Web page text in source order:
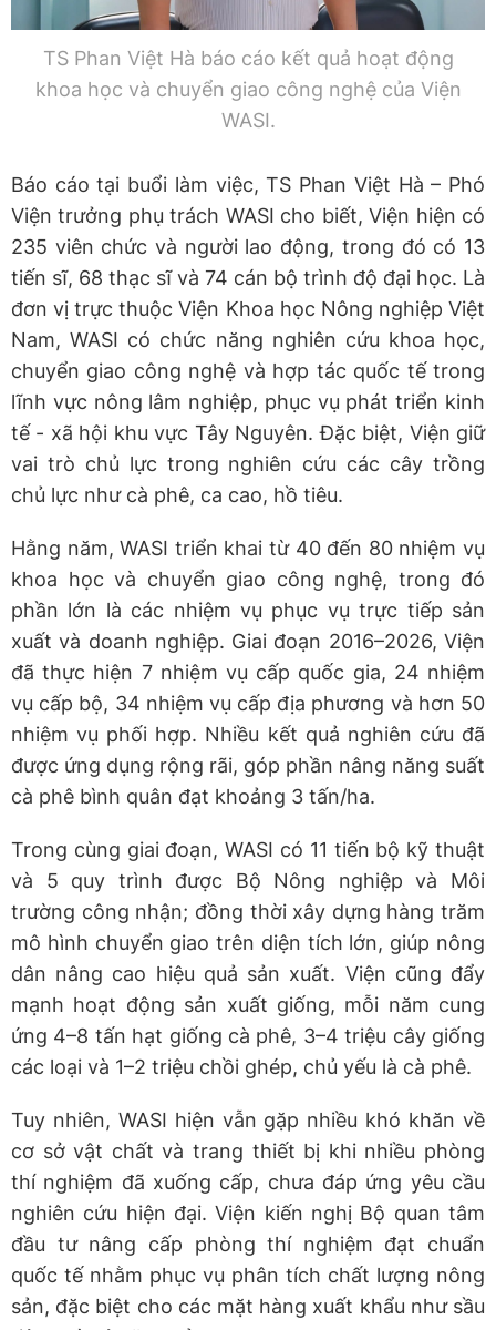
TS Phan Việt Hà báo cáo kết quả hoạt động
khoa học và chuyển giao công nghệ của Viện
WASI.
Báo cáo tại buổi làm việc, TS Phan Việt Hà – Phó
Viện trưởng phụ trách WASI cho biết, Viện hiện có
235 viên chức và người lao động, trong đó có 13
tiến sĩ, 68 thạc sĩ và 74 cán bộ trình độ đại học. Là
đơn vị trực thuộc Viện Khoa học Nông nghiệp Việt
Nam, WASI có chức năng nghiên cứu khoa học,
chuyển giao công nghệ và hợp tác quốc tế trong
lĩnh vực nông lâm nghiệp, phục vụ phát triển kinh
tế - xã hội khu vực Tây Nguyên. Đặc biệt, Viện giữ
vai trò chủ lực trong nghiên cứu các cây trồng
chủ lực như cà phê, ca cao, hồ tiêu.
Hằng năm, WASI triển khai từ 40 đến 80 nhiệm vụ
khoa học và chuyển giao công nghệ, trong đó
phần lớn là các nhiệm vụ phục vụ trực tiếp sản
xuất và doanh nghiệp. Giai đoạn 2016–2026, Viện
đã thực hiện 7 nhiệm vụ cấp quốc gia, 24 nhiệm
vụ cấp bộ, 34 nhiệm vụ cấp địa phương và hơn 50
nhiệm vụ phối hợp. Nhiều kết quả nghiên cứu đã
được ứng dụng rộng rãi, góp phần nâng năng suất
cà phê bình quân đạt khoảng 3 tấn/ha.
Trong cùng giai đoạn, WASI có 11 tiến bộ kỹ thuật
và 5 quy trình được Bộ Nông nghiệp và Môi
trường công nhận; đồng thời xây dựng hàng trăm
mô hình chuyển giao trên diện tích lớn, giúp nông
dân nâng cao hiệu quả sản xuất. Viện cũng đẩy
mạnh hoạt động sản xuất giống, mỗi năm cung
ứng 4–8 tấn hạt giống cà phê, 3–4 triệu cây giống
các loại và 1–2 triệu chồi ghép, chủ yếu là cà phê.
Tuy nhiên, WASI hiện vẫn gặp nhiều khó khăn về
cơ sở vật chất và trang thiết bị khi nhiều phòng
thí nghiệm đã xuống cấp, chưa đáp ứng yêu cầu
nghiên cứu hiện đại. Viện kiến nghị Bộ quan tâm
đầu tư nâng cấp phòng thí nghiệm đạt chuẩn
quốc tế nhằm phục vụ phân tích chất lượng nông
sản, đặc biệt cho các mặt hàng xuất khẩu như sầu